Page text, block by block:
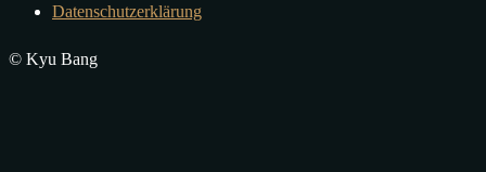
Datenschutzerklärung
© Kyu Bang